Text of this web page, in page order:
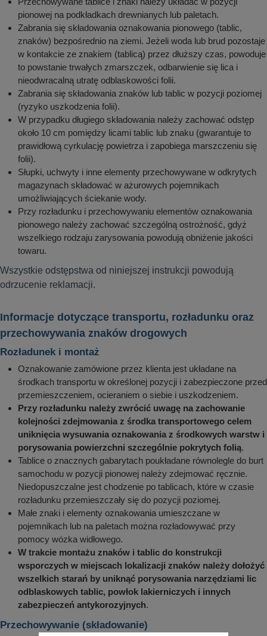
pionowej na podkładkach drewnianych lub paletach.
Zabrania się składowania oznakowania pionowego (tablic,
znaków) bezpośrednio na ziemi. Jeżeli woda lub brud pozostaje
w kontakcie ze znakiem (tablicą) przez dłuższy czas, powoduje
to powstanie trwałych zmarszczek, odbarwienie się lica i
nieodwracalną utratę odblaskowości folii.
Zabrania się składowania znaków lub tablic w pozycji poziomej
(ryzyko uszkodzenia folii).
W przypadku długiego składowania należy zachować odstęp
około 10 cm pomiędzy licami tablic lub znaku (gwarantuje to
prawidłową cyrkulację powietrza i zapobiega marszczeniu się
folii).
Słupki, uchwyty i inne elementy przechowywane w odkrytych
magazynach składować w ażurowych pojemnikach
umożliwiających ściekanie wody.
Przy rozładunku i przechowywaniu elementów oznakowania
pionowego należy zachować szczególną ostrożność, gdyż
wszelkiego rodzaju zarysowania powodują obniżenie jakości
towaru.
Wszystkie odstępstwa od niniejszej instrukcji powodują
odrzucenie reklamacji.
Informacje dotyczące transportu, rozładunku oraz
przechowywania znaków drogowych
Rozładunek i montaż
Oznakowanie zamówione przez klienta jest układane na
środkach transportu w określonej pozycji i zabezpieczone przed
przemieszczeniem, ocieraniem o siebie i uszkodzeniem.
Przy rozładunku należy zwrócić uwagę na zachowanie
kolejności zdejmowania z środka transportowego celem
uniknięcia wysuwania oznakowania z środkowych warstw i
porysowania powierzchni szczególnie pokrytych folią.
Tablice o znacznych gabarytach poukładane równolegle do burt
samochodu w pozycji pionowej należy zdejmować ręcznie.
Niedopuszczalne jest chodzenie po tablicach, które w czasie
rozładunku przemieszczały się do pozycji poziomej.
Małe znaki i elementy oznakowania umieszczane w
pojemnikach lub na paletach można rozładowywać przy
pomocy wózka widłowego.
W trakcie montażu znaków i tablic do konstrukcji
wsporczych w miejscach lokalizacji znaków należy dołożyć
wszelkich starań by uniknąć porysowania narzędziami lic
odblaskowych tablic, powłok lakierniczych i innych
zabezpieczeń antykorozyjnych.
Przechowywanie (składowanie)